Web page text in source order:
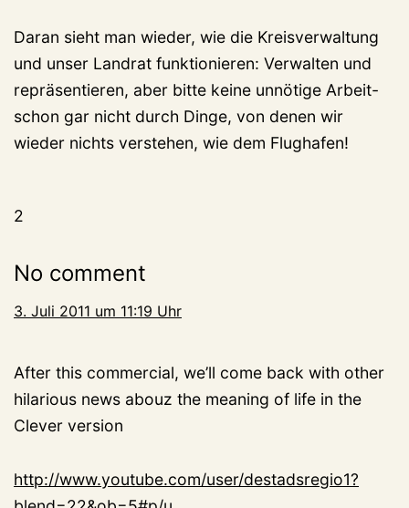
Daran sieht man wieder, wie die Kreisverwaltung
und unser Landrat funktionieren: Verwalten und
repräsentieren, aber bitte keine unnötige Arbeit-
schon gar nicht durch Dinge, von denen wir
wieder nichts verstehen, wie dem Flughafen!
2
No comment
3. Juli 2011 um 11:19 Uhr
After this commercial, we’ll come back with other
hilarious news abouz the meaning of life in the
Clever version
http://www.youtube.com/user/destadsregio1?